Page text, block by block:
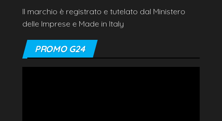
Il marchio è registrato e tutelato dal Ministero
delle Imprese e Made in Italy
PROMO G24